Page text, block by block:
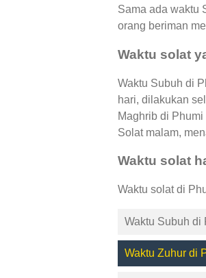
Sama ada waktu
orang beriman
Waktu solat
Waktu Subuh di
hari, dilakukan
Maghrib di
Solat malam,
Waktu solat
Waktu solat di
Waktu Subuh di
Waktu Zuhur di